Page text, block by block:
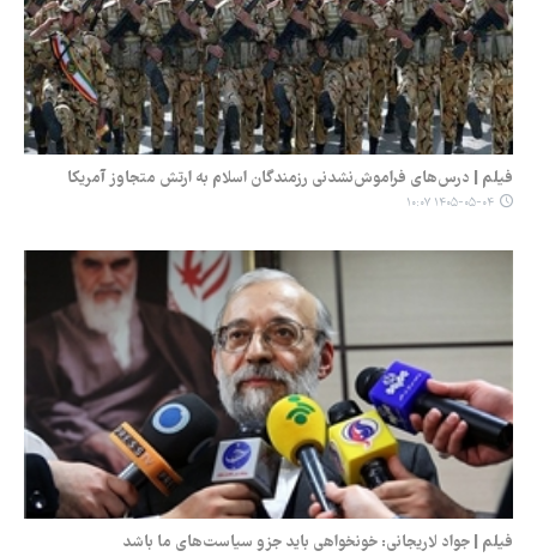
فیلم | درس‌های فراموش‌نشدنی رزمندگان اسلام به ارتش متجاوز آمریکا
۱۴۰۵-۰۵-۰۴ ۱۰:۰۷
فیلم | جواد لاریجانی: خونخواهی باید جزو سیاست‌های ما باشد